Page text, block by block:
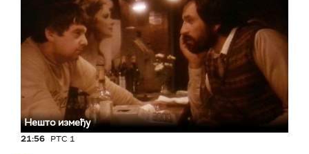
Нешто између
21:56 РТС 1